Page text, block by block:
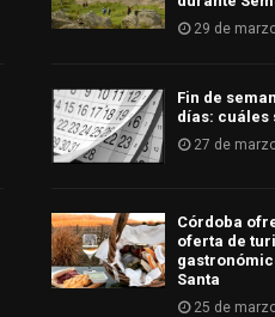
29 de
Fin de
días: cuáles
27 de
Córdoba
oferta de
Santa
25 de